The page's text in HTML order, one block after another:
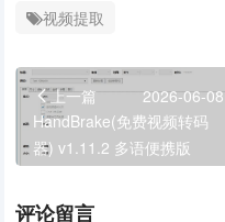
视频提取
上一篇
2026-06-08
HandBrake(免费视频转码
器) v1.11.2 多语便携版
评论留言